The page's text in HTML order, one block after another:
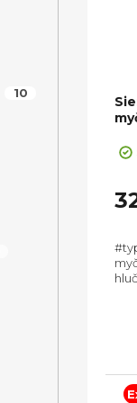
10
d
u
k
t
r
o
d
u
ů